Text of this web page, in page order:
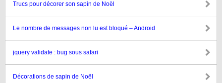
Trucs pour décorer son sapin de Noël
Le nombre de messages non lu est bloqué – Android
jquery validate : bug sous safari
Décorations de sapin de Noël